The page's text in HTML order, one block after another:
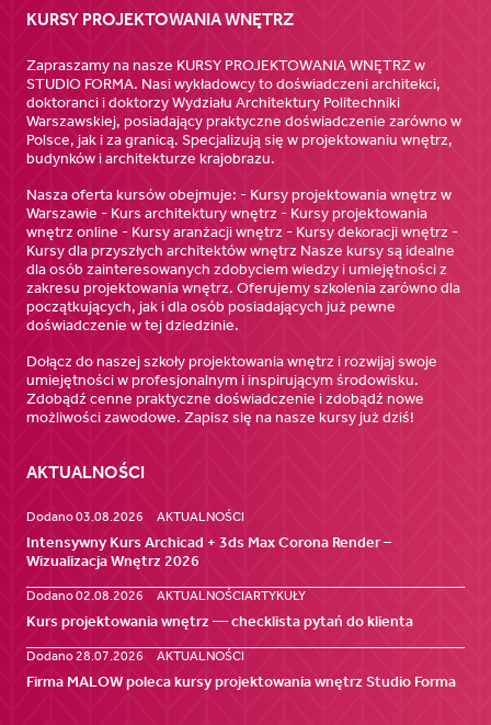
KURSY PROJEKTOWANIA WNĘTRZ
Zapraszamy na nasze KURSY PROJEKTOWANIA WNĘTRZ w
STUDIO FORMA. Nasi wykładowcy to doświadczeni architekci,
doktoranci i doktorzy Wydziału Architektury Politechniki
Warszawskiej, posiadający praktyczne doświadczenie zarówno w
Polsce, jak i za granicą. Specjalizują się w projektowaniu wnętrz,
budynków i architekturze krajobrazu.
Nasza oferta kursów obejmuje: - Kursy projektowania wnętrz w
Warszawie - Kurs architektury wnętrz - Kursy projektowania
wnętrz online - Kursy aranżacji wnętrz - Kursy dekoracji wnętrz -
Kursy dla przyszłych architektów wnętrz Nasze kursy są idealne
dla osób zainteresowanych zdobyciem wiedzy i umiejętności z
zakresu projektowania wnętrz. Oferujemy szkolenia zarówno dla
początkujących, jak i dla osób posiadających już pewne
doświadczenie w tej dziedzinie.
Dołącz do naszej szkoły projektowania wnętrz i rozwijaj swoje
umiejętności w profesjonalnym i inspirującym środowisku.
Zdobądź cenne praktyczne doświadczenie i zdobądź nowe
możliwości zawodowe. Zapisz się na nasze kursy już dziś!
AKTUALNOŚCI
Dodano 03.08.2026 AKTUALNOŚCI
Intensywny Kurs Archicad + 3ds Max Corona Render –
Wizualizacja Wnętrz 2026
Dodano 02.08.2026 AKTUALNOŚCIARTYKUŁY
Kurs projektowania wnętrz — checklista pytań do klienta
Dodano 28.07.2026 AKTUALNOŚCI
Firma MALOW poleca kursy projektowania wnętrz Studio Forma